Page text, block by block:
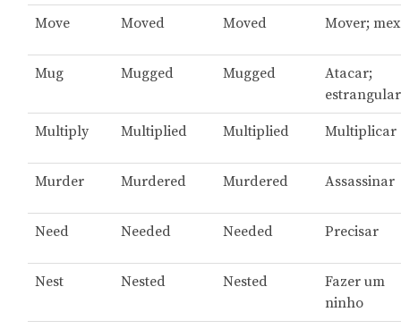
Move Moved Moved Mover;
Mug Mugged Mugged
Atacar;
estrangular
Multiply Multiplied Multiplied Multiplicar
Murder Murdered Murdered Assassinar
Need Needed Needed Precisar
Nest Nested Nested
Fazer um
ninho